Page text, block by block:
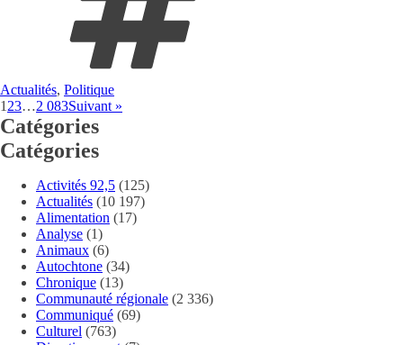
Actualités, Politique
1 23…2 083Suivant »
Catégories
Catégories
Activités 92,5 (125)
Actualités (10 197)
Alimentation (17)
Analyse (1)
Animaux (6)
Autochtone (34)
Chronique (13)
Communauté régionale (2 336)
Communiqué (69)
Culturel (763)